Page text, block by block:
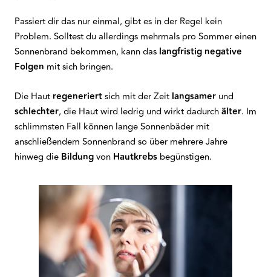
Passiert dir das nur einmal, gibt es in der Regel kein
Problem. Solltest du allerdings mehrmals pro Sommer einen
Sonnenbrand bekommen, kann das langfristig negative
Folgen mit sich bringen.
Die Haut regeneriertsich mit der Zeit langsamer und
schlechter, die Haut wird ledrig und wirkt dadurchälter. Im
schlimmsten Fall können lange Sonnenbäder mit
anschließendem Sonnenbrand so über mehrere Jahre
hinweg die Bildungvon Hautkrebs begünstigen.